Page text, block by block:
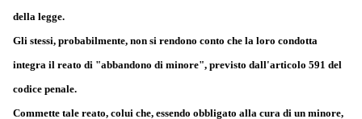
della legge.
Gli stessi, probabilmente, non si rendono conto che la loro condotta
integra il reato di "abbandono di minore", previsto dall'articolo 591 del
codice penale.
Commette tale reato, colui che, essendo obbligato alla cura di un minore,